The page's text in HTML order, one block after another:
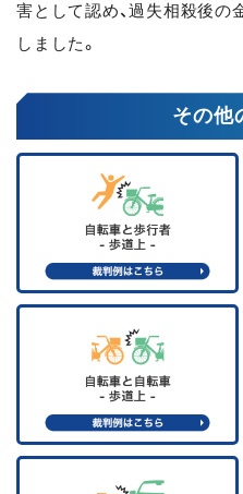
害として認め、過失相殺後の
しました。
その他